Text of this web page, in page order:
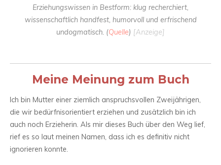
Erziehungswissen in Bestform: klug recherchiert,
wissenschaftlich handfest, humorvoll und erfrischend
undogmatisch. (Quelle) [Anzeige]
Meine Meinung zum Buch
Ich bin Mutter einer ziemlich anspruchsvollen Zweijährigen,
die wir bedürfnisorientiert erziehen und zusätzlich bin ich
auch noch Erzieherin. Als mir dieses Buch über den Weg lief,
rief es so laut meinen Namen, dass ich es definitiv nicht
ignorieren konnte.